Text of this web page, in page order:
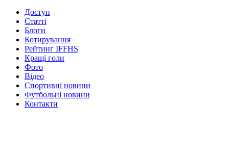
Доступ
Статті
Блоги
Котирування
Рейтинг IFFHS
Кращі голи
Фото
Відео
Спортивні новини
Футбольні новини
Контакти